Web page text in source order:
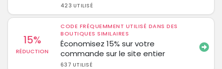
423 UTILISÉ
15%
RÉDUCTION
CODE FRÉQUEMMENT UTILISÉ DANS DES
BOUTIQUES SIMILAIRES
Économisez 15% sur votre
commande sur le site entier
637 UTILISÉ